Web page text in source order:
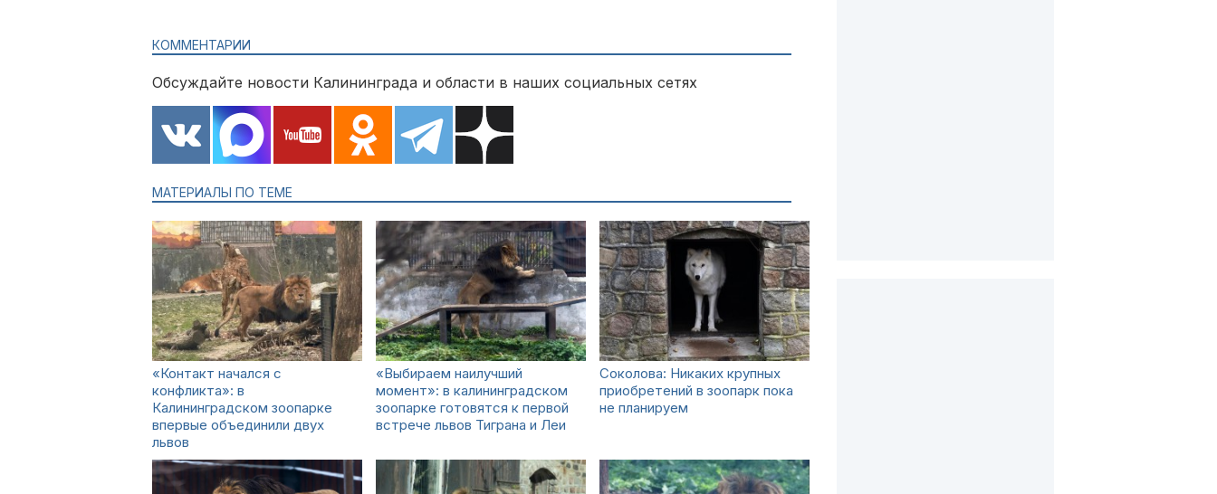
КОММЕНТАРИИ
Обсуждайте новости Калининграда и области в наших социальных сетях
МАТЕРИАЛЫ ПО ТЕМЕ
«Контакт начался с
конфликта»: в
Калининградском зоопарке
впервые объединили двух
львов
«Выбираем наилучший
момент»: в калининградском
зоопарке готовятся к первой
встрече львов Тиграна и Леи
Соколова: Никаких крупных
приобретений в зоопарк пока
не планируем